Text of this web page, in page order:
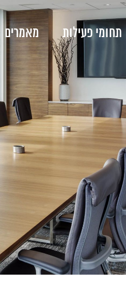
תחומי פעילות מאמרים